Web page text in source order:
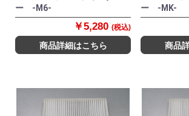
ー -M6-
￥5,280 (税込)
商品詳細はこちら
ー -MK-
商品